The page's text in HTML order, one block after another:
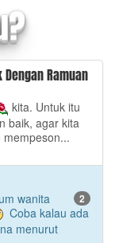
Ramuan
kita. Untuk itu
baik, agar kita
2
wanita
Coba kalau ada
menurut